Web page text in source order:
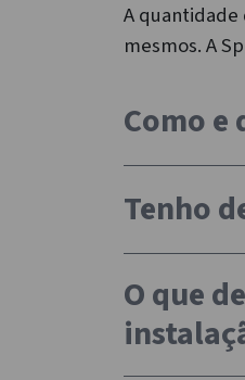
A quantidade
mesmos. A
Como e
Tenho
O que